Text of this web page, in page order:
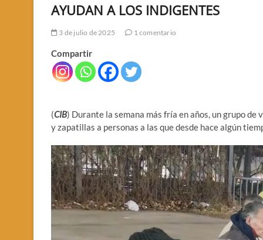
AYUDAN A LOS INDIGENTES
3 de julio de 2025 1 comentario
Compartir
(CIB) Durante la semana más fría en años, un grupo
y zapatillas a personas a las que desde hace algún